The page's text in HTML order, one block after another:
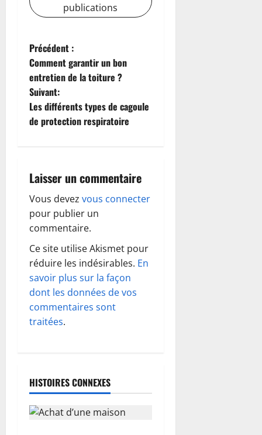
publications
N
a
v
i
a
t
i
o
n
d
’
t
i
Précédent :
Comment garantir un bon
entretien de la toiture ?
Suivant:
Les différents types de cagoule
de protection respiratoire
Laisser un commentaire
Vous devez vous connecter
pour publier un
commentaire.
Ce site utilise Akismet pour
réduire les indésirables. En
savoir plus sur la façon
dont les données de vos
commentaires sont
traitées.
HISTOIRES CONNEXES